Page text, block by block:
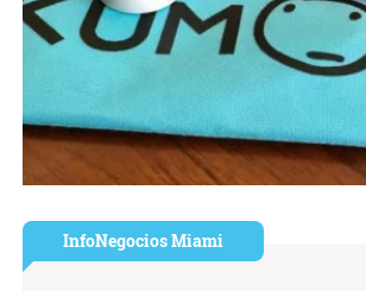
InfoNegocios Miami